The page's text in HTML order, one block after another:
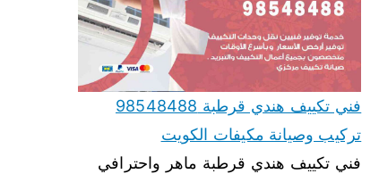
فني تكييف هندي قرطبة 98548488
تركيب وصيانة مكيفات الكويت
فني تكييف هندي قرطبة ماهر واحترافي